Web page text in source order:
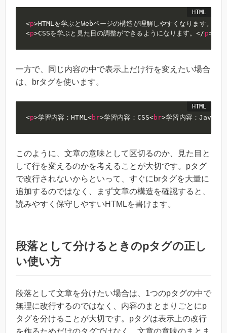
<p>HTMLを学ぶとWebページの構造が理解しやすくなります。
<p>CSSを学ぶと見た目の調整ができるようになります。</ p>
一方で、同じ内容の中で表示上だけ行を変えたい場合
は、brタグを使います。
<p>学習内容：HTML<br>学習内容：CSS<br>学習内容：
このように、文章の意味として区切るのか、見た目と
して行を変えるのかを考えることが大切です。pタグ
で改行されないからといって、すぐにbrタグを大量に
追加するのではなく、まず文章の構造を確認すると、
読みやすく保守しやすいHTMLを書けます。
段落として分けるときのpタグの正し
い使い方
段落として文章を分けたい場合は、1つのpタグの中で
無理に改行するのではなく、内容のまとまりごとにp
タグを分けることが大切です。pタグは表示上の改行
を作るためだけのタグではなく、文章の意味のまとま